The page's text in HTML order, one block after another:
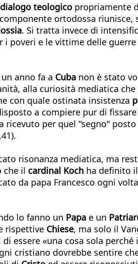
dialogo teologico propriamente
ortodossa
. Si tratta invece di
poveri e le vittime delle
anno fa a Cuba non è stato
alla curiosità mediatica
con quale ostinata insistenza
a compiere pur di
ricevuto per quel "segno"
risonanza mediatica, ma
che il cardinal Koch ha definito
da papa Francesco ogni
lo fanno un Papa e un
rispettive Chiese, ma solo il
essere «una cosa sola
cristiano dovrebbe sentire